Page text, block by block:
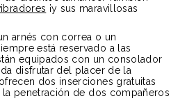
¡y sus maravillosas
arnés con correa o un
está reservado a las
equipados con un consolador
disfrutar del placer de la
dos inserciones gratuitas
penetración de dos compañeros